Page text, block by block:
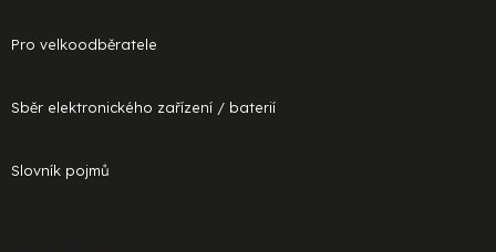
Pro velkoodběratele
Sběr elektronického zařízení / baterií
Slovník pojmů